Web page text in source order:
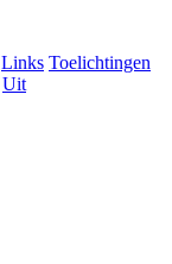
Links Toelichtingen
Uit